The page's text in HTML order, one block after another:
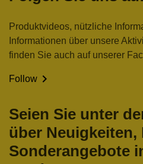
Produktvideos, nützliche
Informationen über unsere
finden Sie auch auf unserer
Follow 
Seien Sie unter
über Neuigkeiten,
Sonderangebote